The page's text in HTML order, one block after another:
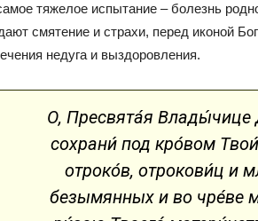
тяжелое испытание – болезнь
смятение и страхи, перед иконой
недуга и выздоровления.
О, Пресвята́я Влады́чице
сохрани́ под кро́вом
отроко́в, отрокови́ц и
безымянных и во чре́ве